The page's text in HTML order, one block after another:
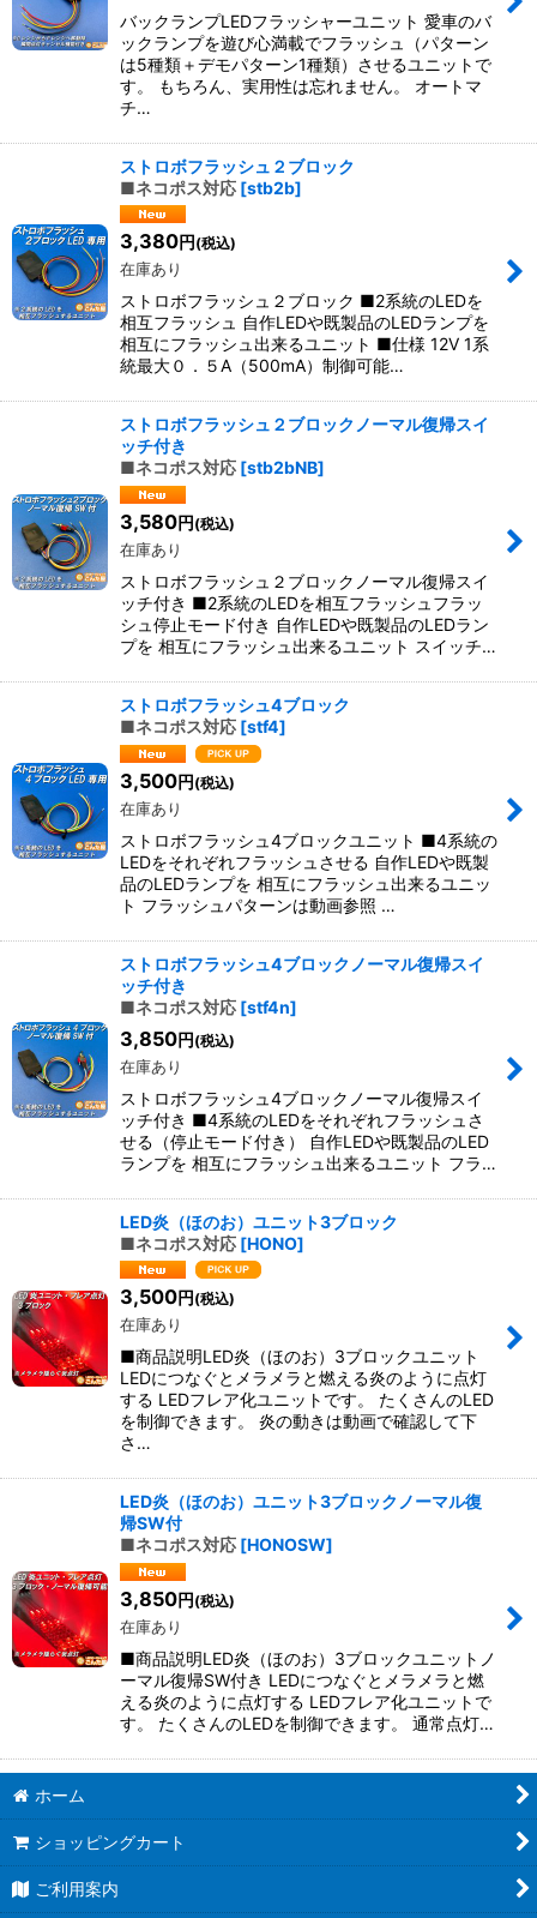
バックランプLEDフラッシャーユニット 愛車のバ
ックランプを遊び心満載でフラッシュ（パターン
は5種類＋デモパターン1種類）させるユニットで
す。 もちろん、実用性は忘れません。 オートマ
チ…
ストロボフラッシュ２ブロック
■ネコポス対応 [stb2b]
3,380円 (税込)
在庫あり
ストロボフラッシュ２ブロック ■2系統のLEDを
相互フラッシュ 自作LEDや既製品のLEDランプを
相互にフラッシュ出来るユニット ■仕様 12V 1系
統最大０．５A（500mA）制御可能…
ストロボフラッシュ２ブロックノーマル復帰スイ
ッチ付き
■ネコポス対応 [stb2bNB]
3,580円 (税込)
在庫あり
ストロボフラッシュ２ブロックノーマル復帰スイ
ッチ付き ■2系統のLEDを相互フラッシュフラッ
シュ停止モード付き 自作LEDや既製品のLEDラン
プを 相互にフラッシュ出来るユニット スイッチ…
ストロボフラッシュ4ブロック
■ネコポス対応 [stf4]
3,500円(税込)
在庫あり
ストロボフラッシュ4ブロックユニット ■4系統の
LEDをそれぞれフラッシュさせる 自作LEDや既製
品のLEDランプを 相互にフラッシュ出来るユニッ
ト フラッシュパターンは動画参照 …
ストロボフラッシュ4ブロックノーマル復帰スイ
ッチ付き
■ネコポス対応 [stf4n]
3,850円(税込)
在庫あり
ストロボフラッシュ4ブロックノーマル復帰スイ
ッチ付き ■4系統のLEDをそれぞれフラッシュさ
せる（停止モード付き） 自作LEDや既製品のLED
ランプを 相互にフラッシュ出来るユニット フラ…
LED炎（ほのお）ユニット3ブロック
■ネコポス対応 [HONO]
3,500円 (税込)
在庫あり
■商品説明LED炎（ほのお）3ブロックユニット
LEDにつなぐとメラメラと燃える炎のように点灯
する LEDフレア化ユニットです。 たくさんのLED
を制御できます。 炎の動きは動画で確認して下
さ…
LED炎（ほのお）ユニット3ブロックノーマル復
帰SW付
■ネコポス対応 [HONOSW]
3,850円 (税込)
在庫あり
■商品説明LED炎（ほのお）3ブロックユニットノ
ーマル復帰SW付き LEDにつなぐとメラメラと燃
える炎のように点灯する LEDフレア化ユニットで
す。 たくさんのLEDを制御できます。 通常点灯…
ホーム
ショッピングカート
ご利用案内